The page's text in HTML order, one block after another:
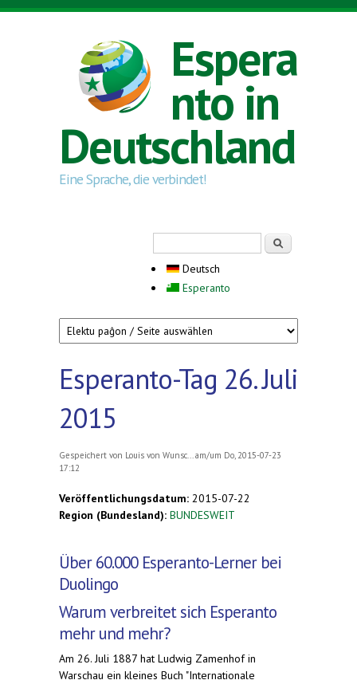
Direkt zum Inhalt
Espera
nto in
Deutschland
Eine Sprache, die verbindet!
Deutsch
Esperanto
Esperanto-Tag 26. Juli
2015
Gespeichert von Louis von Wunsc...
am/um Do, 2015-07-23
17:12
Veröffentlichungsdatum: 2015-07-22
Region (Bundesland): BUNDESWEIT
Über 60.000 Esperanto-Lerner bei
Duolingo
Warum verbreitet sich Esperanto
mehr und mehr?
Am 26. Juli 1887 hat Ludwig Zamenhof in
Warschau ein kleines Buch "Internationale